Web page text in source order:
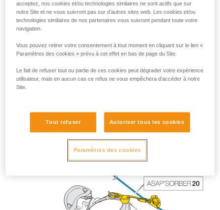
La longueur de l’ASAP’SORBER 40 offre au travailleur plus
acceptez, nos cookies et/ou technologies similaires ne sont actifs que sur
notre Site et ne vous suivront pas sur d’autres sites web. Les cookies et/ou
technologies similaires de nos partenaires vous suivront pendant toute votre
navigation.
Vous pouvez retirer votre consentement à tout moment en cliquant sur le lien «
Paramètres des cookies » prévu à cet effet en bas de page du Site.
Le fait de refuser tout ou partie de ces cookies peut dégrader votre expérience
utilisateur, mais en aucun cas ce refus ne vous empêchera d’accéder à notre
Site.
Tout refuser Autoriser tous les cookies
Paramètres des cookies